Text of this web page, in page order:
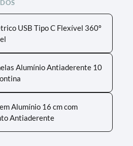
USB Tipo C Flexível 360º
Alumínio Antiaderente 10
Alumínio 16 cm com
Antiaderente